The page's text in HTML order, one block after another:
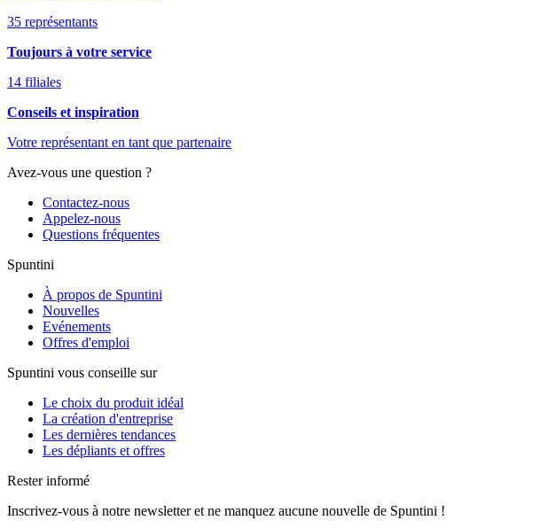
35 représentants
Toujours à votre service
14 filiales
Conseils et inspiration
Votre représentant en tant que partenaire
Avez-vous une question ?
Contactez-nous
Appelez-nous
Questions fréquentes
Spuntini
À propos de Spuntini
Nouvelles
Evénements
Offres d'emploi
Spuntini vous conseille sur
Le choix du produit idéal
La création d'entreprise
Les dernières tendances
Les dépliants et offres
Rester informé
Inscrivez-vous à notre newsletter et ne manquez aucune nouvelle de Spuntini !